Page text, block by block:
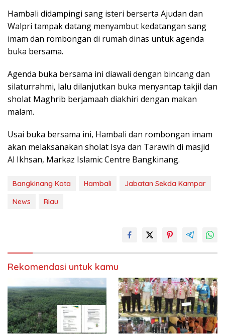
Hambali didampingi sang isteri berserta Ajudan dan
Walpri tampak datang menyambut kedatangan sang
imam dan rombongan di rumah dinas untuk agenda
buka bersama.
Agenda buka bersama ini diawali dengan bincang dan
silaturrahmi, lalu dilanjutkan buka menyantap takjil dan
sholat Maghrib berjamaah diakhiri dengan makan
malam.
Usai buka bersama ini, Hambali dan rombongan imam
akan melaksanakan sholat Isya dan Tarawih di masjid
Al Ikhsan, Markaz Islamic Centre Bangkinang.
Bangkinang Kota Hambali
Jabatan Sekda Kampar
News
Riau
Rekomendasi untuk kamu